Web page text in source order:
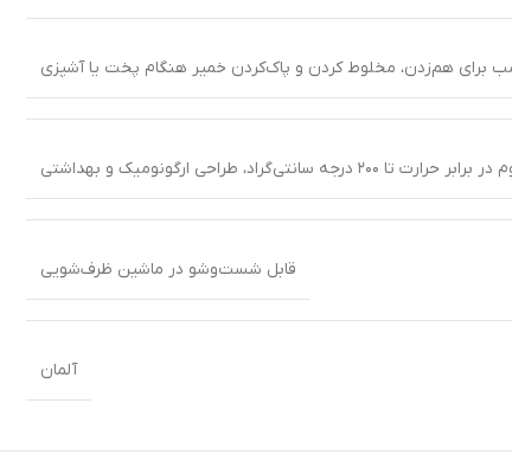
برای هم‌زدن، مخلوط کردن و پاک‌کردن خمیر هنگام پخت یا آشپزی
طراحی ارگونومیک و بهداشتی
قابل شست‌وشو در ماشین ظرف‌شویی
آلمان